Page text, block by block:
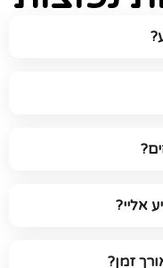
אליי?
זמן?